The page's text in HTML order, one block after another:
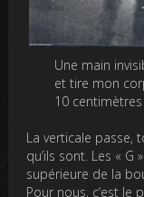
Une main
et tire mon
10 centimètres
La verticale passe,
qu’ils sont. Les «
supérieure de la
Pour nous, c’est le